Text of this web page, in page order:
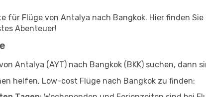
für Flüge von Antalya nach Bangkok. Hier finden
Abenteuer!
Antalya (AYT) nach Bangkok (BKK) suchen, dann
helfen, Low-cost Flüge nach Bangkok zu finden: